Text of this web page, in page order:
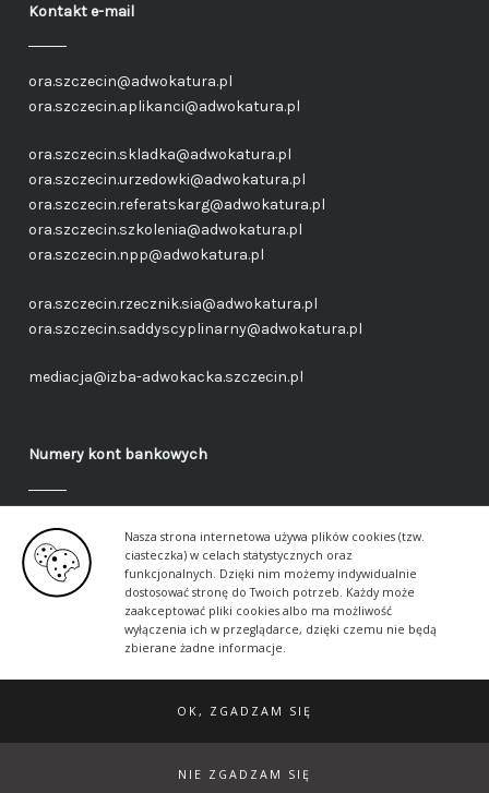
Nasza strona internetowa używa plików cookies (tzw.
ciasteczka) w celach statystycznych oraz
funkcjonalnych. Dzięki nim możemy indywidualnie
dostosować stronę do Twoich potrzeb. Każdy może
zaakceptować pliki cookies albo ma możliwość
wyłączenia ich w przeglądarce, dzięki czemu nie będą
zbierane żadne informacje.
OK, ZGADZAM SIĘ
NIE ZGADZAM SIĘ
Kontakt e-mail
ora.szczecin@adwokatura.pl
ora.szczecin.aplikanci@adwokatura.pl
ora.szczecin.skladka@adwokatura.pl
ora.szczecin.urzedowki@adwokatura.pl
ora.szczecin.referatskarg@adwokatura.pl
ora.szczecin.szkolenia@adwokatura.pl
ora.szczecin.npp@adwokatura.pl
ora.szczecin.rzecznik.sia@adwokatura.pl
ora.szczecin.saddyscyplinarny@adwokatura.pl
mediacja@izba-adwokacka.szczecin.pl
Numery kont bankowych
Fundusz administracyjny – ogólny
40 1050 1559 1000 0090 3288 6591
Fundusz aplikancki – ogólny
17 1050 1559 1000 0090 3288 6617